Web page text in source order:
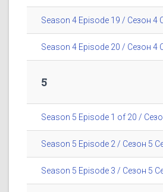
Season 4 Episode 19 / Сезон 4
Season 4 Episode 20 / Сезон 4
5
Season 5 Episode 1 of 20 /
Season 5 Episode 2 / Сезон 5
Season 5 Episode 3 / Сезон 5